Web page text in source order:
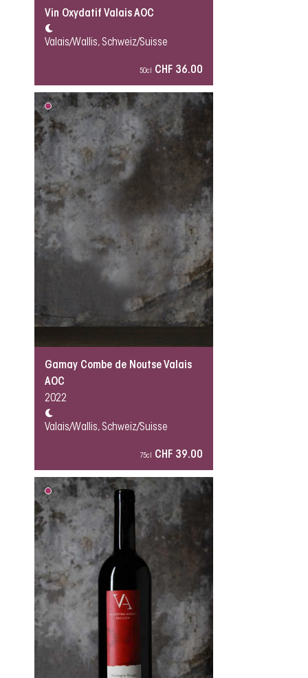
Vin Oxydatif Valais AOC
Valais/Wallis, Schweiz/Suisse
50cl CHF 36.00
Gamay Combe de Noutse Valais
AOC
2022
Valais/Wallis, Schweiz/Suisse
75cl CHF 39.00